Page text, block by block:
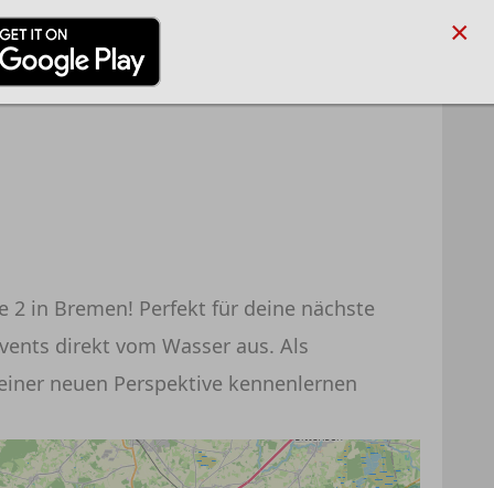
2 in Bremen! Perfekt für deine nächste
direkt vom Wasser aus. Als
neuen Perspektive kennenlernen
×